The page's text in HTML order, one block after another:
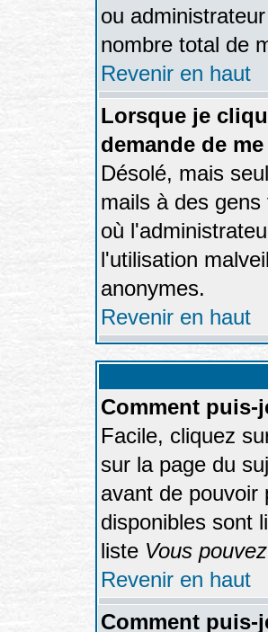
ou
nombre total de
Revenir en haut
Lorsque je
demande de
Désolé, mais
mails à des
où
l'utilisation
anonymes.
Revenir en haut
Comment
Facile, cliquez
sur la page du
avant de pouvoir
disponibles sont
liste Vous
Revenir en haut
Comment puis-